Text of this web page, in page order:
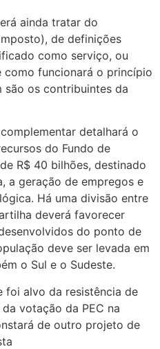
ainda tratar do
de definições
como serviço, ou
como funcionará o princípio
são os contribuintes da
detalhará o
do Fundo de
R$ 40 bilhões, destinado
a geração de empregos e
Há uma divisão entre
deverá favorecer
do ponto de
deve ser levada em
o Sul e o Sudeste.
foi alvo da resistência de
votação da PEC na
de outro projeto de